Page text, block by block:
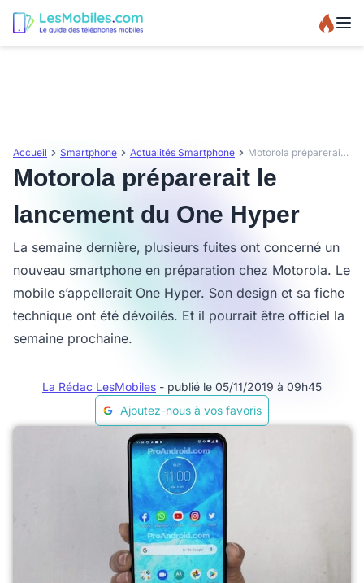
Accueil Smartphone Actualités Smartphone Motorola préparerait le lancement du One Hyper
Motorola préparerait le
lancement du One Hyper
La semaine dernière, plusieurs fuites ont concerné un
nouveau smartphone en préparation chez Motorola. Le
mobile s’appellerait One Hyper. Son design et sa fiche
technique ont été dévoilés. Et il pourrait être officiel la
semaine prochaine.
La Rédac LesMobiles - publié le 05/11/2019 à 09h45
Ajoutez-nous à vos favoris